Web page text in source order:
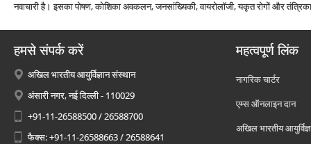
नवाचारी है। इसका पोषण, कोशिका अवकलन, जनसांख्यिकी, वायरोलॉजी, यकृत रोगों और
हमसे संपर्क करें
अखिल भारतीय आयुर्विज्ञान संस्थान
अंसारी नगर, नई दिल्ली - 110029
+91-11-26588500 / 26588700
फैक्स: +91-11-26588663 / 26588641
महत्वपूर्ण लिंक
नागरिक चार्टर
एम्स ऑनलाइन दान
अखिल भारतीय